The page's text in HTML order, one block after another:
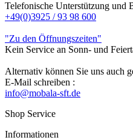
Telefonische Unterstützung und
+49(0)3925 / 93 98 600
"Zu den Öffnungszeiten"
Kein Service an Sonn- und
Alternativ können Sie uns auch
E-Mail schreiben :
info@mobala-sft.de
Shop Service
Informationen